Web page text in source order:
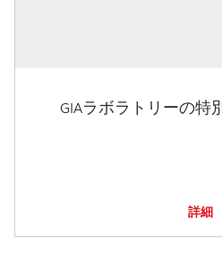
GIAラボラトリーの特
詳細